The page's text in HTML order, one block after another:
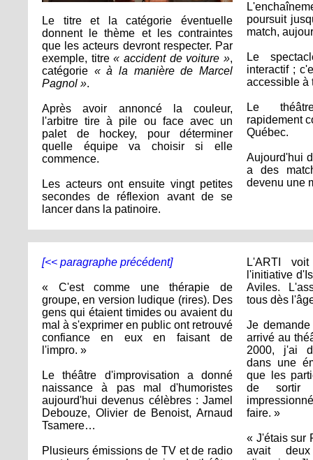
Le titre et la catégorie éventuelle
donnent le thème et les contraintes
que les acteurs devront respecter. Par
exemple, titre« accident de voiture »,
catégorie « à la manière de Marcel
Pagnol ».
Après avoir annoncé la couleur,
l'arbitre tire à pile ou face avec un
palet de hockey, pour déterminer
quelle équipe va choisir si elle
commence.
Les acteurs ont ensuite vingt petites
secondes de réflexion avant de se
lancer dans la patinoire.
poursuit
match,
Le
interactif ;
accessible à
Le
rapidement
Québec.
Aujourd'hui
a des
devenu une
[<< paragraphe précédent]
« C'est comme une thérapie de
groupe, en version ludique (rires). Des
gens qui étaient timides ou avaient du
mal à s'exprimer en public ont retrouvé
confiance en eux en faisant de
l'impro. »
Le théâtre d'improvisation a donné
naissance à pas mal d'humoristes
aujourd'hui devenus célèbres : Jamel
Debouze, Olivier de Benoist, Arnaud
Tsamere…
Plusieurs émissions de TV et de radio
L'ARTI
l'initiative
Aviles.
tous dès
Je
arrivé au
2000, j'ai
dans une
que les
de sortir
faire. »
« J'étais sur
avait